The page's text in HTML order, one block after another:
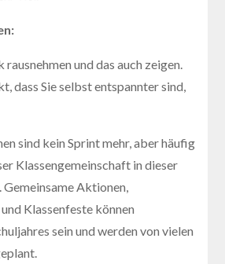
und das auch zeigen.
dass Sie selbst entspannter sind,
sind kein Sprint mehr, aber häufig
Klassengemeinschaft in dieser
Gemeinsame Aktionen,
Klassenfeste können
sein und werden von vielen